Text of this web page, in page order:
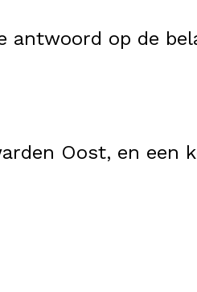
antwoord op de
Oost, en een